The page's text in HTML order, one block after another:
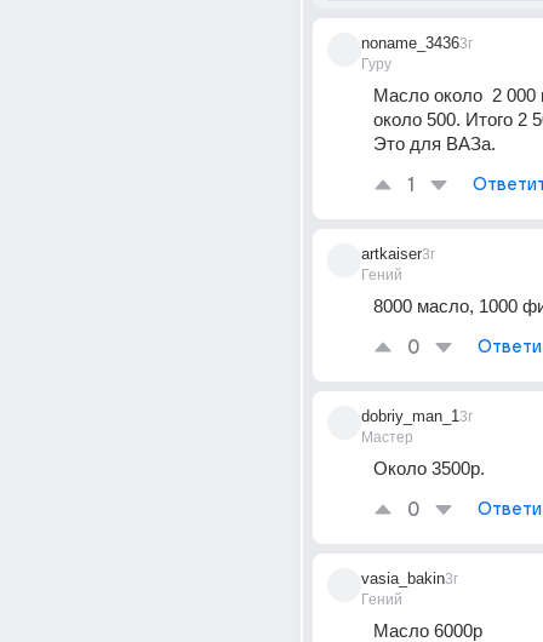
noname_3436
Гуру
3г
Масло около  2 000
около 500. Итого 2
Это для ВАЗа.
1
artkaiser
Гений
3г
8000 масло, 1000
0
dobriy_man_1
Мастер
3г
Около 3500р.
0
vasia_bakin
Гений
3г
Масло 6000р